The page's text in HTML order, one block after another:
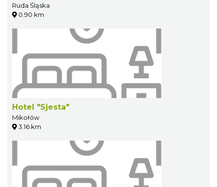
Ruda Śląska
0.90 km
Hotel "Sjesta"
Mikołów
3.16 km